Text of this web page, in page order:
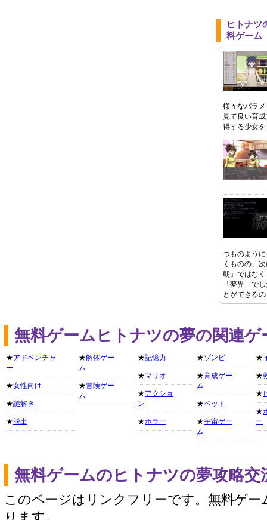
ヒトナツ
料ゲーム
様々なパラ
見て良い育
得する少女
つものよう
くものの、
朝」ではな
「夢界」で
とができる
無料ゲームヒトナツの夢の関連
★アドベンチャ
ー
★女性向け
★謎解き
★ 脱出
★解体ゲー
ム
★冒険ゲー
ム
★記憶力
★マリオ
★アクショ
ン
★ホラー
★ゾンビ
★育成ゲー
ム
★ペット
★宇宙ゲー
ム
★
★
★
★
ー
無料ゲームのヒトナツの夢攻略
このページはリンクフリーです。無料ゲー
ります。